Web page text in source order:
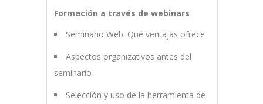
Formación a través de webinars
Seminario Web. Qué ventajas ofrece
Aspectos organizativos antes del
seminario
Selección y uso de la herramienta de